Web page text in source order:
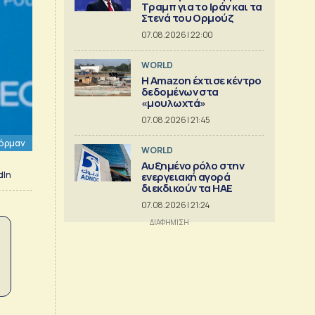
Τραμπ για το Ιράν και τα
Στενά του Ορμούζ
07.08.2026 | 22:00
WORLD
Η Amazon έχτισε κέντρο
δεδομένων στα
«μουλωχτά»
07.08.2026 | 21:45
WORLD
Αυξημένο ρόλο στην
ενεργειακή αγορά
διεκδικούν τα ΗΑΕ
07.08.2026 | 21:24